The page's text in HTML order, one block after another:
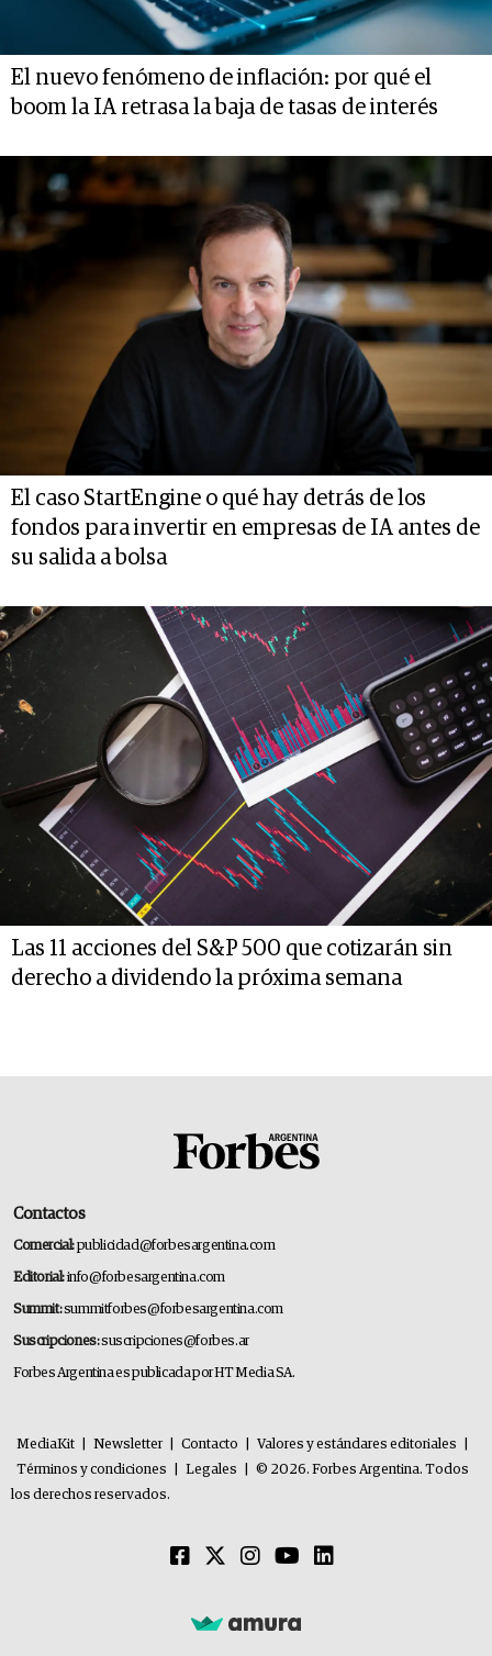
El nuevo fenómeno de inflación: por qué el
boom la IA retrasa la baja de tasas de interés
El caso StartEngine o qué hay detrás de los
fondos para invertir en empresas de IA antes de
su salida a bolsa
Las 11 acciones del S&P 500 que cotizarán sin
derecho a dividendo la próxima semana
Contactos
Comercial:publicidad@forbesargentina.com
Editorial:info@forbesargentina.com
Summit:summitforbes@forbesargentina.com
Suscripciones:suscripciones@forbes.ar
Forbes Argentina es publicada por HT Media SA.
MediaKit Newsletter Contacto Valores y estándares editoriales
Términos y condiciones
Legales
© 2026. Forbes Argentina. Todos
los derechos reservados.